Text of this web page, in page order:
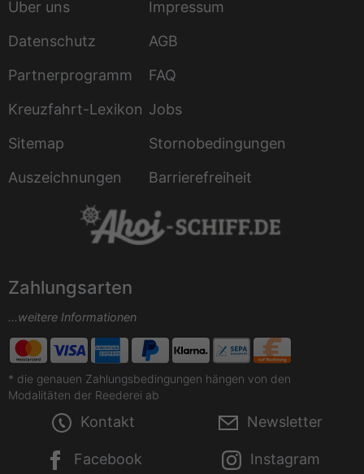
Über uns
Impressum
Datenschutz
AGB
Partnerprogramm
FAQ
Kreuzfahrt-Lexikon Jobs
Sitemap
Stornobedingungen
Auszeichnungen
Barrierefreiheit
Zahlungsarten
...weitere Informationen
* die genauen Zahlungsbedingungen hängen von den
Modalitäten der Reederei ab
Kontakt Newsletter
Facebook Instagram